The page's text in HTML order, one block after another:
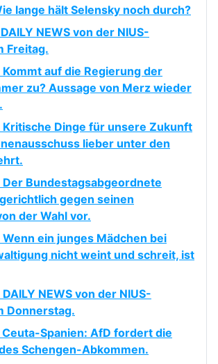
lange hält Selensky noch durch?
NEWS von der NIUS-
Freitag.
auf die Regierung der
zu? Aussage von Merz wieder
Dinge für unsere Zukunft
lieber unter den
Bundestagsabgeordnete
gegen seinen
der Wahl vor.
ein junges Mädchen bei
nicht weint und schreit, ist
NEWS von der NIUS-
Donnerstag.
Spanien: AfD fordert die
Schengen-Abkommen.